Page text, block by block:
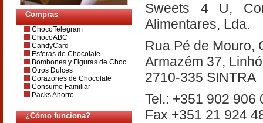
Compras
ChocoTelegram
ChocoABC
CandyCard
Esferas de Chocolate
Bombones y Figuras de Choc.
Otros Dulces
Corazones de Chocolate
Consumo Familiar
Packs Ahorro
¿Cómo funciona?
Sweets 4 U,
Alimentares, Lda.
Rua Pé de Mouro,
Armazém 37, Linhó
2710-335 SINTRA
Tel.: +351 902 906
Fax +351 21 924